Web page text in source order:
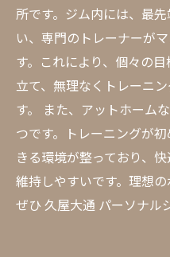
所です。ジム内には、最
い、専門のトレーナーが
す。これにより、個々の
立て、無理なくトレーニ
す。 また、アットホーム
つです。トレーニングが
きる環境が整っており、
維持しやすいです。理想の
ぜひ 久屋大通 パーソナル